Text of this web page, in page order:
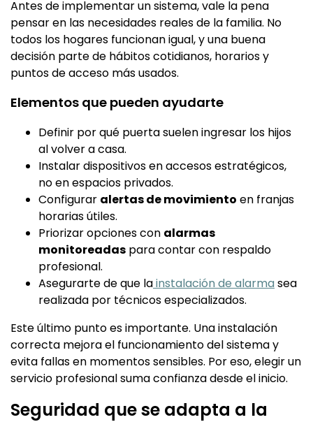
Antes de implementar un sistema, vale la pena
pensar en las necesidades reales de la familia. No
todos los hogares funcionan igual, y una buena
decisión parte de hábitos cotidianos, horarios y
puntos de acceso más usados.
Elementos que pueden ayudarte
Definir por qué puerta suelen ingresar los hijos
al volver a casa.
Instalar dispositivos en accesos estratégicos,
no en espacios privados.
Configurar alertas de movimiento en franjas
horarias útiles.
Priorizar opciones con alarmas
monitoreadas para contar con respaldo
profesional.
Asegurarte de que lainstalación de alarmasea
realizada por técnicos especializados.
Este último punto es importante. Una instalación
correcta mejora el funcionamiento del sistema y
evita fallas en momentos sensibles. Por eso, elegir un
servicio profesional suma confianza desde el inicio.
Seguridad que se adapta a la